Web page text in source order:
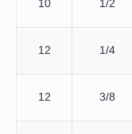
10 1/2
12 1/4
12 3/8